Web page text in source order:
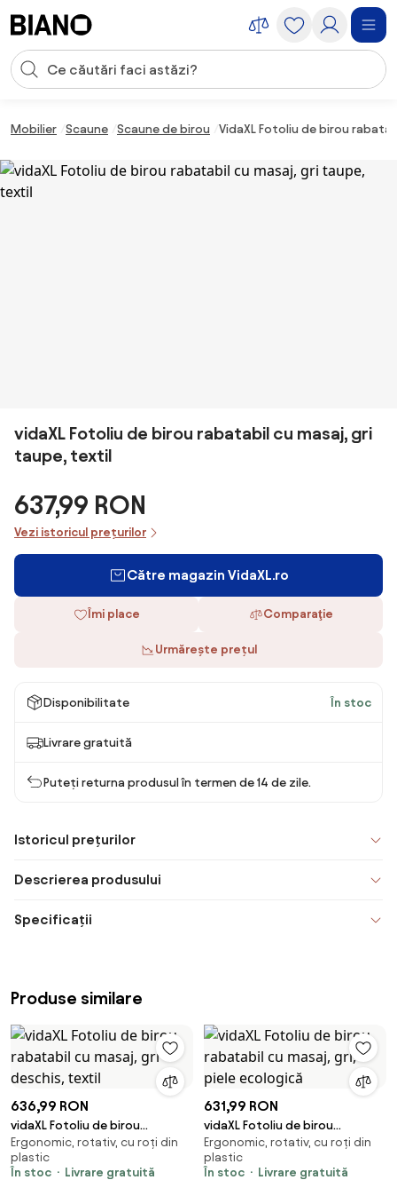
Introducerea căutării
Mobilier Scaune Scaune de birou VidaXL Fotoliu de birou
vidaXL Fotoliu de birou rabatabil cu masaj, gri
taupe, textil
637,99 RON
Vezi istoricul prețurilor
Către magazin VidaXL.ro
Îmi place Comparaţie
Urmărește prețul
Disponibilitate În stoc
Livrare gratuită
Puteți returna produsul în termen de 14 de zile.
Istoricul prețurilor
Descrierea produsului
Specificații
Produse similare
636,99 RON
vidaXL Fotoliu de birou
rabatabil cu masaj, gri deschis,
textil
Ergonomic, rotativ, cu roți din
plastic
În stoc
Livrare gratuită
631,99 RON
vidaXL Fotoliu de birou
rabatabil cu masaj, gri, piele
ecologică
Ergonomic, rotativ, cu roți din
plastic
În stoc
Livrare gratuită